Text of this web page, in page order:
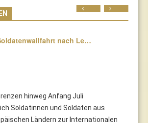
nach Le…
hinweg Anfang Juli
Soldatinnen und Soldaten aus
Ländern zur Internationalen